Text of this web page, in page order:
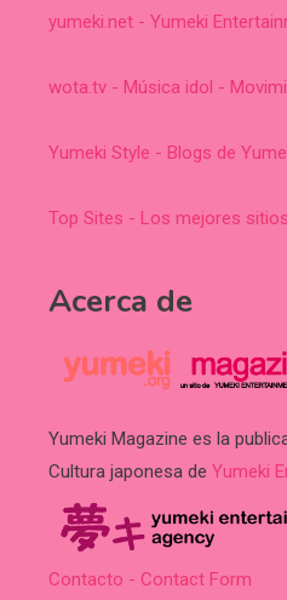
yumeki.net - Yumeki
wota.tv - Música idol -
Yumeki Style - Blogs de
Top Sites - Los mejores
Acerca de
Yumeki Magazine es la
Cultura japonesa de Yumeki
Contacto - Contact Form